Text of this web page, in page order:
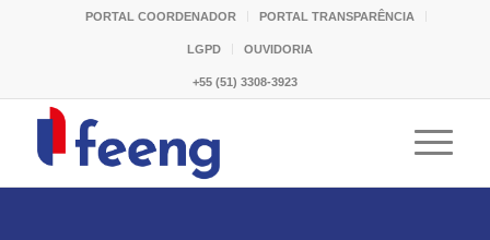
PORTAL COORDENADOR PORTAL TRANSPARÊNCIA
LGPD OUVIDORIA
+55 (51) 3308-3923